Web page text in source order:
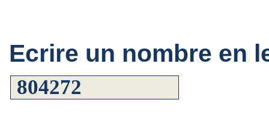
Ecrire un nombre en